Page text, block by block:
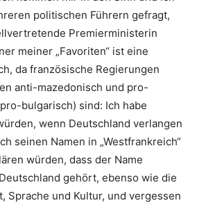
politischen Führern gefragt,
Premierministerin
meiner „Favoriten“ ist eine
da französische Regierungen
anti-mazedonisch und pro-
bulgarisch) sind: Ich habe
wenn Deutschland verlangen
seinen Namen in „Westfrankreich“
würden, dass der Name
gehört, ebenso wie die
Sprache und Kultur, und vergessen